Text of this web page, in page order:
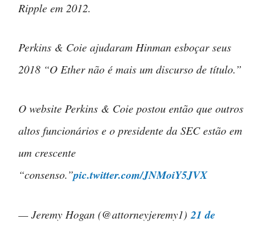
Ripple em 2012.
Perkins & Coie ajudaram Hinman esboçar seus
2018 “O Ether não é mais um discurso de título.”
O website Perkins & Coie postou então que outros
altos funcionários e o presidente da SEC estão em
um crescente
“consenso.”pic.twitter.com/JNMoiY5JVX
— Jeremy Hogan (@attorneyjeremy1)21 de